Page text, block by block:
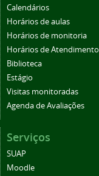
Calendários
Horários de aulas
Horários de monitoria
Horários de Atendimento
Biblioteca
Estágio
Visitas monitoradas
Agenda de Avaliações
Serviços
SUAP
Moodle